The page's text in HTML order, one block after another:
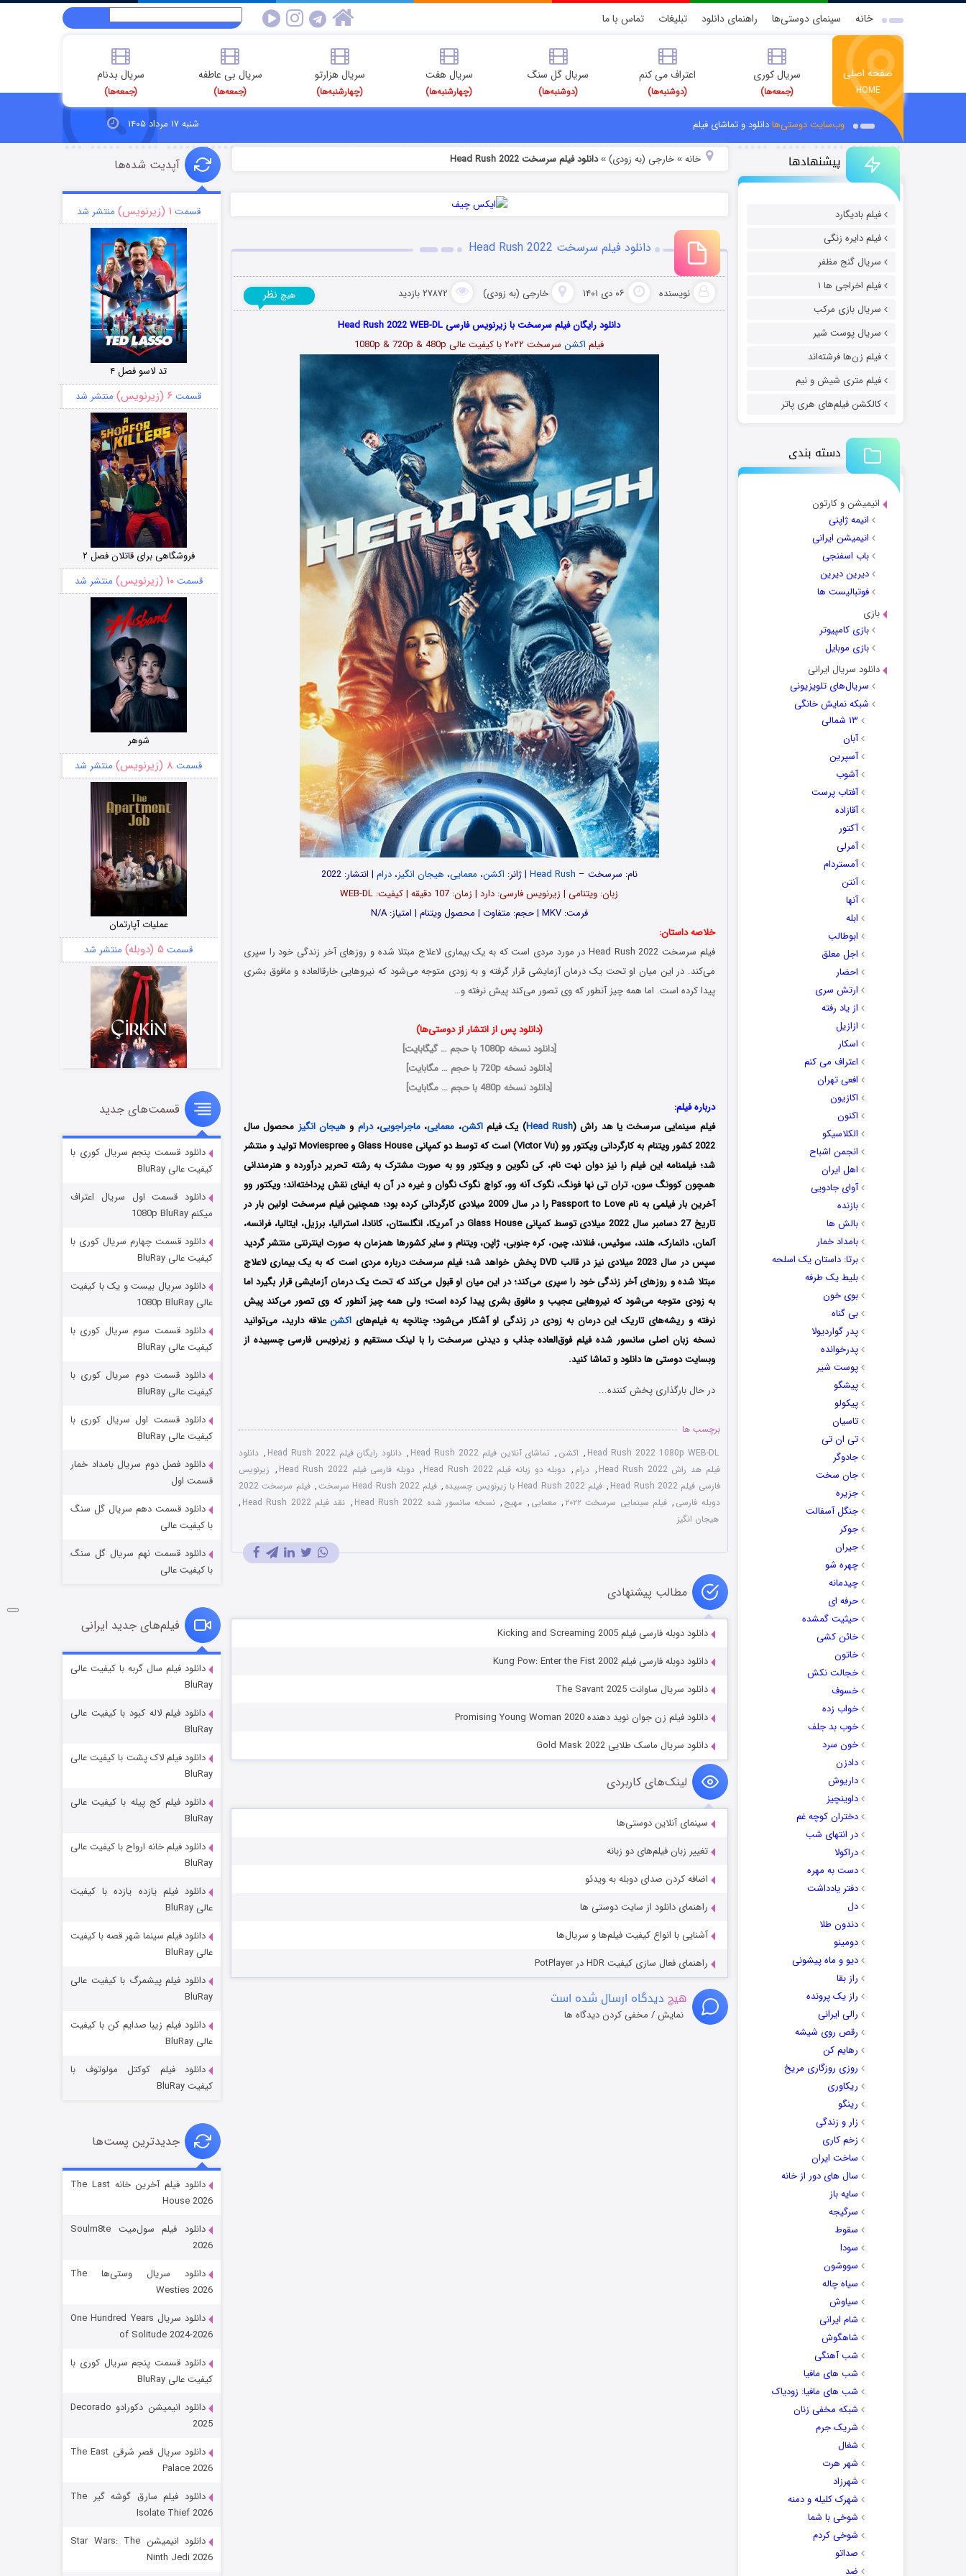
خانه سینمای دوستی‌ها راهنمای دانلود تبلیغات تماس با ما
صفحه اصلی
HOME
سریال کوری
(جمعه‌ها)
اعتراف می کنم
(دوشنبه‌ها)
سریال گل سنگ
(دوشنبه‌ها)
سریال هفت
(چهارشنبه‌ها)
سریال هزارتو
(چهارشنبه‌ها)
سریال بی عاطفه
(جمعه‌ها)
سریال بدنام
(جمعه‌ها)
وب‌سایت دوستی‌هادانلود و تماشای فیلم شنبه ۱۷ مرداد ۱۴۰۵
پیشنهادها
فیلم بادیگارد
فیلم دایره زنگی
سریال گنج مظفر
فیلم اخراجی ها ۱
سریال بازی مرکب
سریال پوست شیر
فیلم زن‌ها فرشته‌اند
فیلم متری شیش و نیم
کالکشن فیلم‌های هری پاتر
دسته بندی
انیمیشن و کارتون
انیمه ژاپنی
انیمیشن ایرانی
باب اسفنجی
دیرین دیرین
فوتبالیست ها
بازی
بازی کامپیوتر
بازی موبایل
دانلود سریال ایرانی
سریال‌های تلویزیونی
شبکه نمایش خانگی
۱۳ شمالی
آبان
آسپرین
آشوب
آفتاب پرست
آقازاده
آکتور
آمرلی
آمستردام
آنتن
آنها
ابله
ابوطالب
اجل معلق
احضار
ارتش سری
از یاد رفته
ازازیل
اسکار
اعتراف می کنم
افعی تهران
اکازیون
اکنون
الکلاسیکو
انجمن اشباح
اهل ایران
آوای جادویی
بازنده
بالش ها
بامداد خمار
برتا: داستان یک اسلحه
بلیط یک‌‌ طرفه
بوی خون
بی گناه
پدر گواردیولا
پدرخوانده
پوست شیر
پیشگو
پیکولو
تاسیان
تی ان تی
جادوگر
جان سخت
جزیره
جنگل آسفالت
جوکر
جیران
چهره شو
چیدمانه
حرفه ای
حیثیت گمشده
خائن کشی
خاتون
خجالت نکش
خسوف
خواب زده
خوب بد جلف
خون سرد
دادزن
داریوش
داوینچیز
دختران کوچه غم
در انتهای شب
دراکولا
دست به مهره
دفتر یادداشت
دل
دندون طلا
دومینو
دیو و ماه پیشونی
راز بقا
راز یک پرونده
رالی ایرانی
رقص روی شیشه
رهایم کن
روزی روزگاری مریخ
ریکاوری
رینگو
زار و زندگی
زخم کاری
ساخت ایران
سال های دور از خانه
سایه باز
سرگیجه
سقوط
سودا
سووشون
سیاه چاله
سیاوش
شام ایرانی
شاهگوش
شب آهنگی
شب های مافیا
شب های مافیا: زودیاک
شبکه مخفی زنان
شریک جرم
شغال
شهر هرت
شهرزاد
شهرک کلیله و دمنه
شوخی با شما
شوخی کردم
صداتو
ضد
خانه» خارجی (به زودی)»دانلود فیلم سرسخت Head Rush 2022
دانلود فیلم سرسخت Head Rush 2022
نویسنده ۰۶ دی ۱۴۰۱ خارجی (به زودی) ۲۷۸۷۲ بازدید هیچ نظر
دانلود رایگان فیلم سرسخت با زیرنویس فارسی Head Rush 2022 WEB-DL
فیلم اکشن سرسخت ۲۰۲۲ با کیفیت عالی 1080p & 720p & 480p
نام: سرسخت –
Head Rush | ژانر: اکشن، معمایی، هیجان انگیز،درام | انتشار: 2022
زبان: ویتنامی | زیرنویس فارسی: دارد | زمان: 107 دقیقه | کیفیت: WEB-DL
فرمت: MKV | حجم: متفاوت | محصول ویتنام | امتیاز: N/A
خلاصه داستان:
فیلم سرسخت
Head Rush 2022 در مورد مردی است که به یک بیماری لاعلاج مبتلا شده و روزهای آخر زندگی خود را سپری
می‌کند. در این میان او تحت یک درمان آزمایشی قرار گرفته و به زودی متوجه می‌شود که نیروهایی خارق‎العاده و مافوق بشری
پیدا کرده است. اما همه چیز آنطور که وی تصور می‌کند پیش نرفته و…
(دانلود پس از انتشار از دوستی‌ها)
[دانلود نسخه 1080p با حجم … گیگابایت
]
[دانلود نسخه 720p با حجم … مگابایت
]
[دانلود نسخه 480p با حجم … مگابایت
]
درباره فیلم:
فیلم سینمایی سرسخت یا هد راش(
Head Rush) یک فیلماکشن، معمایی،ماجراجویی،درام وهیجان انگیز محصول سال
2022 کشور ویتنام به کارگردانی ویکتور وو (Victor Vu) است که توسط دو کمپانی‌ Glass House و Moviespree تولید و منتشر
شد؛ فیلمنامه این فیلم را نیز دوان نهت نام، کی نگوین و ویکتور وو به صورت مشترک به رشته تحریر درآورده و هنرمندانی
همچون کوونگ سون، تران تی نها فونگ، نگوک آنه وو، کواچ نگوک نگوان و غیره در آن به ایفای نقش پرداخته‌اند؛ ویکتور وو
آخرین بار فیلمی به نام Passport to Love را در سال 2009 میلادی کارگردانی کرده بود؛ همچنین فیلم سرسخت اولین بار در
تاریخ 27 دسامبر سال 2022 میلادی توسط کمپانی Glass House در آمریکا، انگلستان، کانادا، استرالیا، برزیل، ایتالیا، فرانسه،
آلمان، دانمارک، هلند، سوئیس، فنلاند، چین، کره جنوبی، ژاپن، ویتنام و سایر کشورها همزمان به صورت اینترنتی منتشر گردید
سپس در سال 2023 میلادی نیز در قالب DVD پخش خواهد شد؛ فیلم سرسخت درباره مردی است که به یک بیماری لاعلاج
مبتلا شده و روزهای آخر زندگی خود را سپری می‌کند؛ در این میان او قبول می‌کند که تحت یک درمان آزمایشی قرار بگیرد اما
به زودی متوجه می‌شود که نیروهایی عجیب و مافوق بشری پیدا کرده است؛ ولی همه چیز آنطور که وی تصور می‌کند پیش
نرفته و ریشه‌های تاریک این درمان به زودی در زندگی او آشکار می‌شود؛ چنانچه به فیلم‌های اکشنعلاقه دارید، می‌توانید
نسخه زبان اصلی سانسور شده فیلم فوق‌العاده جذاب و دیدنی سرسخت را با ‌لینک مستقیم و زیرنویس فارسی چسبیده از
وبسایت دوستی ها دانلود و تماشا کنید.
در حال بارگذاری پخش کننده...
برچسب ها
Head Rush 2022 1080p WEB-DL
, اکشن , تماشای آنلاین فیلم Head Rush 2022 , دانلود رایگان فیلم Head Rush 2022 , دانلود
فیلم هد راش Head Rush 2022
, درام , دوبله دو زبانه فیلم Head Rush 2022 , دوبله فارسی فیلم Head Rush 2022 , زیرنویس
فارسی فیلم Head Rush 2022
, فیلم Head Rush 2022 با زیرنویس چسبیده , فیلم Head Rush 2022 سرسخت ,
فیلم سرسخت 2022
دوبله فارسی , فیلم سینمایی سرسخت ۲۰۲۲ , معمایی , مهیج , نسخه سانسور شده Head Rush 2022 , نقد فیلم Head Rush 2022
,
هیجان انگیز
مطالب پیشنهادی
دانلود دوبله فارسی فیلم Kicking and Screaming 2005
دانلود دوبله فارسی فیلم Kung Pow: Enter the Fist 2002‬‏
دانلود سریال ساوانت The Savant 2025
دانلود فیلم زن جوان نوید دهنده Promising Young Woman 2020
دانلود سریال ماسک طلایی Gold Mask 2022
لینک‌های کاربردی
سینمای آنلاین دوستی‌ها
تغییر زبان فیلم‌های دو زبانه
اضافه کردن صدای دوبله به ویدئو
راهنمای دانلود از سایت دوستی ها
آشنایی با انواع کیفیت فیلم‌ها و سریال‌ها
راهنمای فعال سازی کیفیت HDR در PotPlayer
هیچ دیدگاه ارسال شده است
نمایش / مخفی کردن دیدگاه ها
آپدیت شده‌ها
قسمت ۱ (زیرنویس) منتشر شد
تد لاسو فصل ۴
قسمت ۶ (زیرنویس) منتشر شد
فروشگاهی برای قاتلان فصل ۲
قسمت۱۰ (زیرنویس) منتشر شد
شوهر
قسمت ۸ (زیرنویس) منتشر شد
عملیات آپارتمان
قسمت ۵ (دوبله) منتشر شد
سریال زشت
قسمت۲ (زیرنویس) منتشر شد
مردگان متحرک: شهر مرده ۳
شکست استوارت در نجات جهان
قسمت ۷ (زیرنویس) منتشر شد
شوگر فصل ۲
قسمت
خاندان اژدها فصل ۳
جادوگری در مغولستان
قسمت
رویایی برای تو
قسمت
قسمت‌های جدید
دانلود قسمت پنجم سریال کوری با
کیفیت عالی BluRay
دانلود قسمت اول سریال اعتراف
میکنم 1080p BluRay
دانلود قسمت چهارم سریال کوری با
کیفیت عالی BluRay
دانلود سریال بیست و یک با کیفیت
عالی 1080p BluRay
دانلود قسمت سوم سریال کوری با
کیفیت عالی BluRay
دانلود قسمت دوم سریال کوری با
کیفیت عالی BluRay
دانلود قسمت اول سریال کوری با
کیفیت عالی BluRay
دانلود فصل دوم سریال بامداد خمار
قسمت اول
دانلود قسمت دهم سریال گل سنگ
با کیفیت عالی
دانلود قسمت نهم سریال گل سنگ
با کیفیت عالی
فیلم‌های جدید ایرانی
دانلود فیلم سال گربه با کیفیت عالی
BluRay
دانلود فیلم لاله کبود با کیفیت عالی
BluRay
دانلود فیلم لاک پشت با کیفیت عالی
BluRay
دانلود فیلم کج‌ پیله با کیفیت عالی
BluRay
دانلود فیلم خانه ارواح با کیفیت عالی
BluRay
دانلود فیلم یازده یازده با کیفیت
عالی BluRay
دانلود فیلم سینما شهر قصه با کیفیت
عالی BluRay
دانلود فیلم پیشمرگ با کیفیت عالی
BluRay
دانلود فیلم زیبا صدایم کن با کیفیت
عالی BluRay
دانلود فیلم کوکتل مولوتوف با
کیفیت BluRay
جدیدترین پست‌ها
دانلود فیلم آخرین خانه The Last
House 2026
دانلود فیلم سول‌میت Soulm8te
2026
دانلود سریال وستی‌ها The
Westies 2026
دانلود سریال One Hundred Years
of Solitude 2024-2026
دانلود قسمت پنجم سریال کوری با
کیفیت عالی BluRay
دانلود انیمیشن دکورادو Decorado
2025
دانلود سریال قصر شرقی The East
Palace 2026
دانلود فیلم سارق گوشه گیر The
Isolate Thief 2026
دانلود انیمیشن Star Wars: The
Ninth Jedi 2026